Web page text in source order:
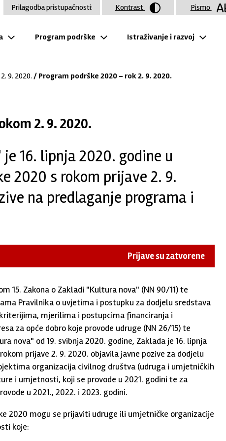
Program podrške Istraživanje i razvoj
9. 2020. / Program podrške 2020 - rok 2. 9. 2020.
2. 9. 2020.
16. lipnja 2020. godine u
2020 s rokom prijave 2. 9.
na predlaganje programa i
Prijave su zatvorene
15. Zakona o Zakladi "Kultura nova" (NN 90/11) te
Pravilnika o uvjetima i postupku za dodjelu sredstava
mjerilima i postupcima financiranja i
za opće dobro koje provode udruge (NN 26/15) te
nova" od 19. svibnja 2020. godine, Zaklada je 16. lipnja
prijave 2. 9. 2020. objavila javne pozive za dodjelu
organizacija civilnog društva (udruga i umjetničkih
i umjetnosti, koji se provode u 2021. godini te za
u 2021., 2022. i 2023. godini.
2020 mogu se prijaviti udruge ili umjetničke organizacije
koje:
Prilagodba pristupačnosti: Kontrast Pismo